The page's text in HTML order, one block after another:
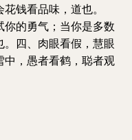
钱看品味，道也。
的勇气；当你是多数
四、肉眼看假，慧眼
，愚者看鹤，聪者观